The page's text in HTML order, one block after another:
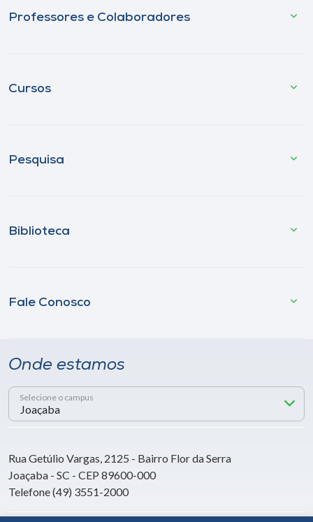
Professores e Colaboradores
Cursos
Pesquisa
Biblioteca
Fale Conosco
Onde estamos
Selecione o campus
Rua Getúlio Vargas, 2125 - Bairro Flor da Serra
Joaçaba - SC - CEP 89600-000
Telefone (49) 3551-2000